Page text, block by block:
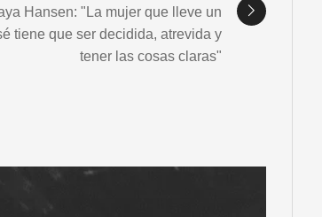
Hansen: "La mujer que lleve un
tiene que ser decidida, atrevida y
tener las cosas claras"